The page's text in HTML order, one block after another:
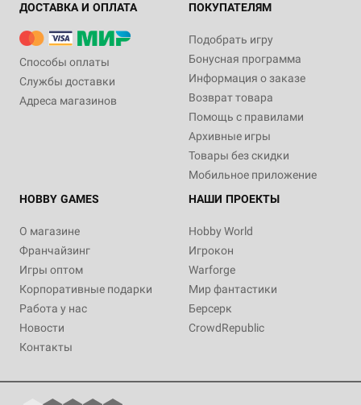
ДОСТАВКА И ОПЛАТА
Способы оплаты
Службы доставки
Адреса магазинов
ПОКУПАТЕЛЯМ
Подобрать игру
Бонусная программа
Информация о заказе
Возврат товара
Помощь с правилами
Архивные игры
Товары без скидки
Мобильное приложение
HOBBY GAMES
О магазине
Франчайзинг
Игры оптом
Корпоративные подарки
Работа у нас
Новости
Контакты
НАШИ ПРОЕКТЫ
Hobby World
Игрокон
Warforge
Мир фантастики
Берсерк
CrowdRepublic